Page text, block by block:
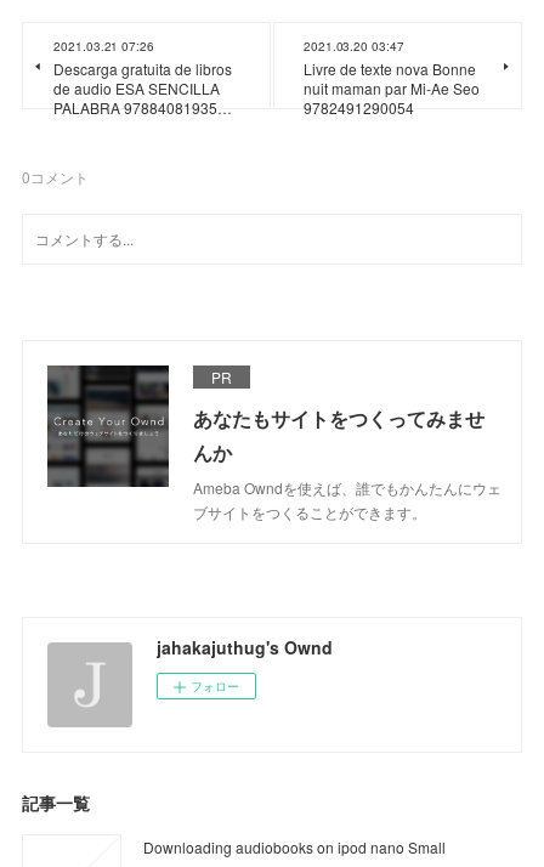
2021.03.21 07:26
Descarga gratuita de libros
de audio ESA SENCILLA
PALABRA 97884081935…
2021.03.20 03:47
Livre de texte nova Bonne
nuit maman par Mi-Ae Seo
9782491290054
0コメント
PR
あなたもサイトをつくってみませ
んか
Ameba Owndを使えば、誰でもかんたんにウェ
ブサイトをつくることができます。
jahakajuthug's Ownd
フォロー
記事一覧
Downloading audiobooks on ipod nano Small